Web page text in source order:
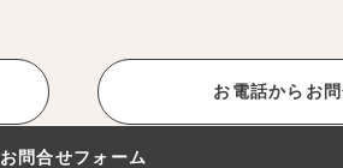
お電話からお
お問合せフォーム